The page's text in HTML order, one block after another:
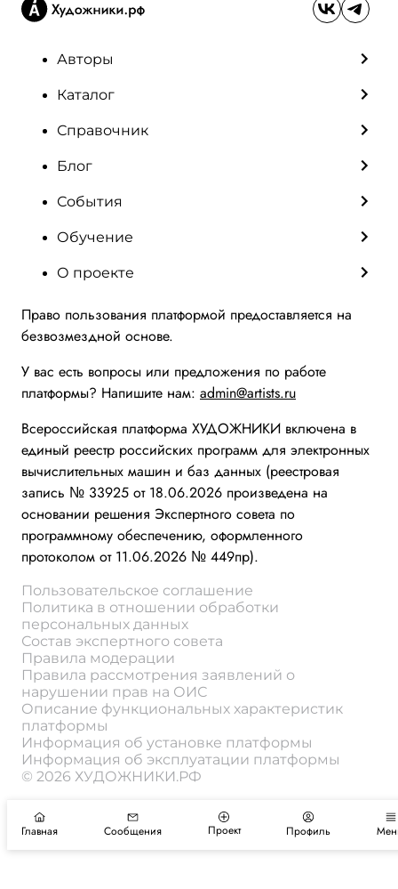
Авторы
Каталог
Справочник
Блог
События
Обучение
О проекте
Право пользования платформой предоставляется на
безвозмездной основе.
У вас есть вопросы или предложения по работе
платформы? Напишите нам: admin@artists.ru
Всероссийская платформа ХУДОЖНИКИ включена в
единый реестр российских программ для электронных
вычислительных машин и баз данных (реестровая
запись № 33925 от 18.06.2026 произведена на
основании решения Экспертного совета по
программному обеспечению, оформленного
протоколом от 11.06.2026 № 449пр).
Пользовательское соглашение
Политика в отношении обработки
персональных данных
Состав экспертного совета
Правила модерации
Правила рассмотрения заявлений о
нарушении прав на ОИС
Описание функциональных характеристик
платформы
Информация об установке платформы
Информация об эксплуатации платформы
© 2026 ХУДОЖНИКИ.РФ
Главная Сообщения Проект Профиль